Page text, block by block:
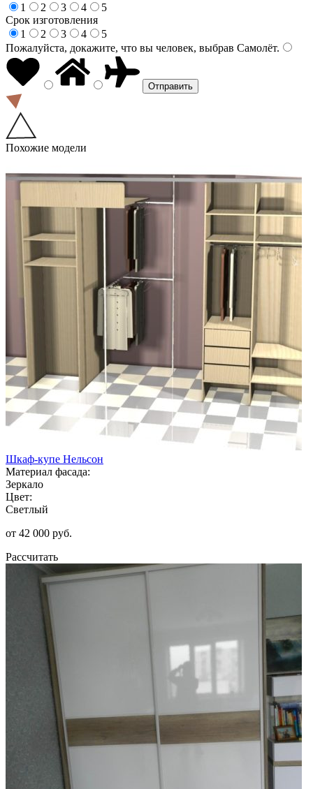
1
2 3 4
5
Срок изготовления
1
2 3 4
5
Пожалуйста, докажите, что вы человек, выбрав Самолёт.
Похожие модели
Шкаф-купе Нельсон
Материал фасада:
Зеркало
Цвет:
Светлый
от 42 000 руб.
Рассчитать